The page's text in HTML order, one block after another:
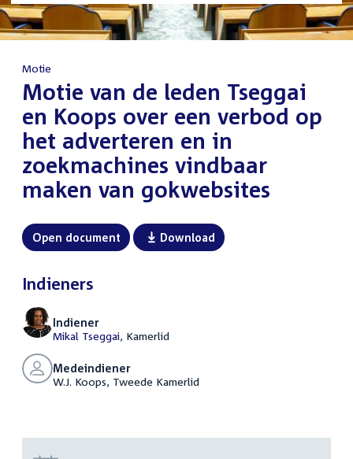
Motie
:Motie van de leden Tseggai
en Koops over een verbod op
het adverteren en in
zoekmachines vindbaar
maken van gokwebsites
Open document Download
Indieners
Indiener
Mikal Tseggai, Kamerlid
Medeindiener
W.J. Koops, Tweede Kamerlid